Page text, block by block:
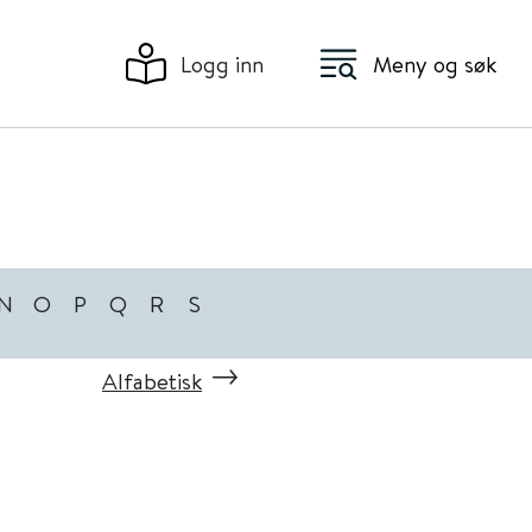
Logg inn Meny og søk
O P Q R S
Alfabetisk